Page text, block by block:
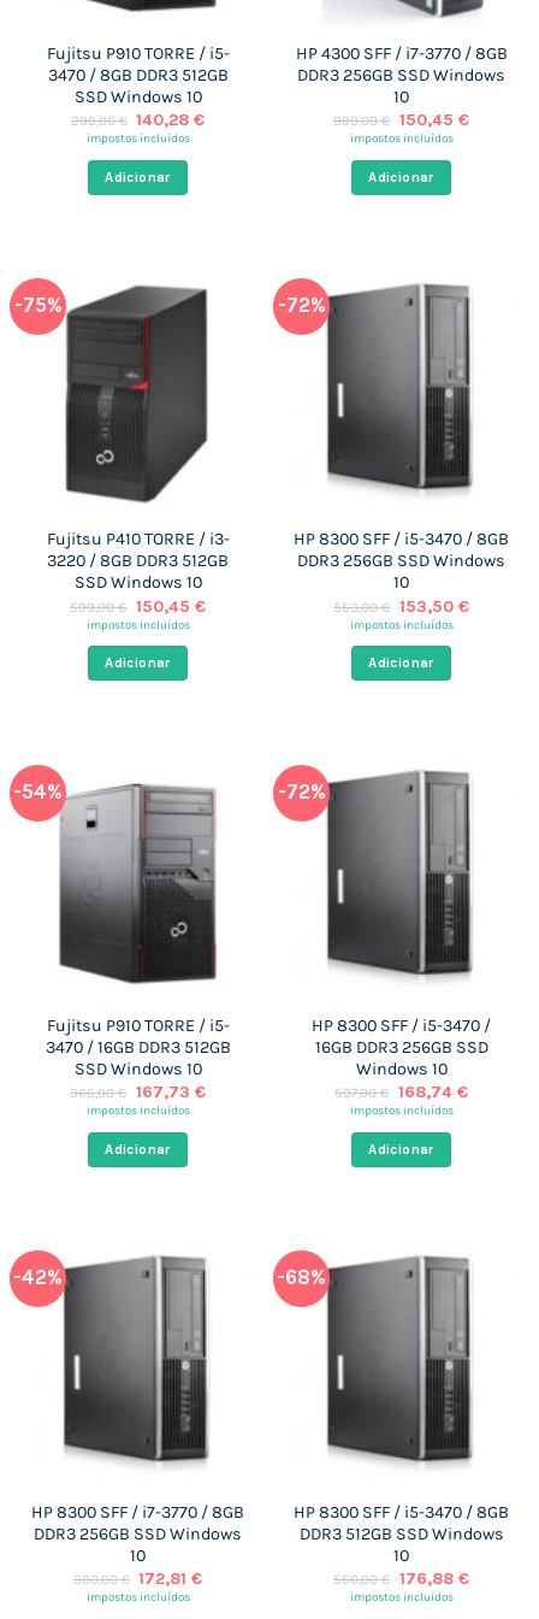
Fujitsu P910 TORRE / i5-
3470 / 8GB DDR3 512GB
SSD Windows 10
299,00€ O
preço
era:
299,00 €.
140,28€O
impostos incluídos
Adicionar
HP 4300 SFF / i7-3770 / 8GB
DDR3 256GB SSD Windows
10
999,00€ O
preço
era:
999,00 €.
150,45 €O
impostos incluídos
Adicionar
-75%
Fujitsu P410 TORRE / i3-
3220 / 8GB DDR3 512GB
SSD Windows 10
599,00€ O
preço
era:
599,00 €.
150,45 €O
impostos incluídos
Adicionar
-72%
HP 8300 SFF / i5-3470 / 8GB
DDR3 256GB SSD Windows
10
553,00€ O
preço
era:
553,00 €.
153,50 €O
impostos incluídos
Adicionar
-54%
Fujitsu P910 TORRE / i5-
3470 / 16GB DDR3 512GB
SSD Windows 10
366,00€ O
preço
era:
366,00 €.
167,73 €O
impostos incluídos
Adicionar
-72%
HP 8300 SFF / i5-3470 /
16GB DDR3 256GB SSD
Windows 10
597,00€ O
preço
era:
597,00 €.
168,74 €O
impostos incluídos
Adicionar
-42%
HP 8300 SFF / i7-3770 / 8GB
DDR3 256GB SSD Windows
10
300,00€ O
preço
172,81€O
impostos incluídos
-68%
HP 8300 SFF / i5-3470 / 8GB
DDR3 512GB SSD Windows
10
550,00€ O
preço
176,88 €O
impostos incluídos